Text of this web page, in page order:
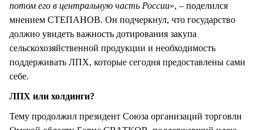
потом его в центральную часть России», – поделился
мнением СТЕПАНОВ. Он подчеркнул, что государство
должно увидеть важность дотирования закупа
сельскохозяйственной продукции и необходимость
поддерживать ЛПХ, которые сегодня предоставлены сами
себе.
ЛПХ или холдинги?
Тему продолжил президент Союза организаций торговли